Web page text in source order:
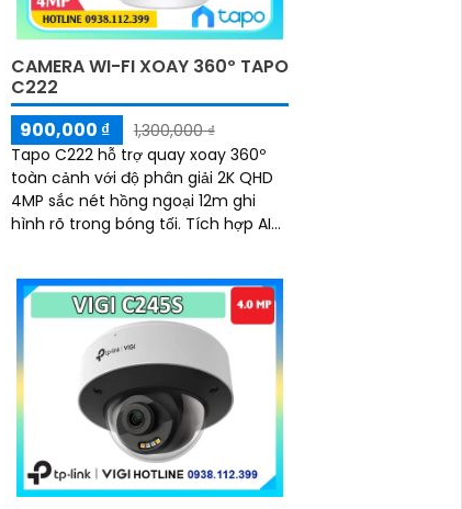
CAMERA WI-FI XOAY 360º TAPO
C222
900,000 ₫
1,300,000 ₫
Tapo C222 hỗ trợ quay xoay 360º
toàn cảnh với độ phân giải 2K QHD
4MP sắc nét hồng ngoại 12m ghi
hình rõ trong bóng tối. Tích hợp AI